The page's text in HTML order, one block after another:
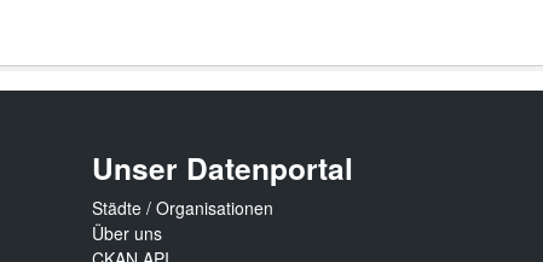
Unser Datenportal
Städte / Organisationen
Über uns